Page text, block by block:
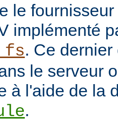
le
implémenté
. Ce
le serveur
à l'aide de la
.